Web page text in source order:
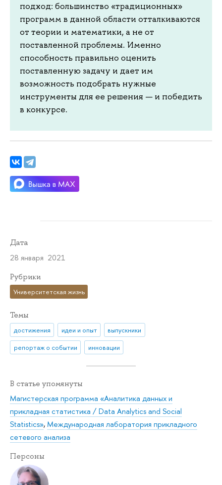
подход: большинство «традиционных»
программ в данной области отталкиваются
от теории и математики, а не от
поставленной проблемы. Именно
способность правильно оценить
поставленную задачу и дает им
возможность подобрать нужные
инструменты для ее решения — и победить
в конкурсе.
Дата
28 января 2021
Рубрики
Университетская жизнь
Темы
достижения идеи и опыт
выпускники
репортаж о событии
инновации
В статье упомянуты
Магистерская программа «Аналитика данных и
прикладная статистика / Data Analytics and Social
Statistics»,Международная лаборатория прикладного
сетевого анализа
Персоны